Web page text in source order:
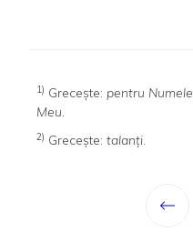
1) Greceşte: pentru Numele
Meu.
2) Greceşte: talanţi.